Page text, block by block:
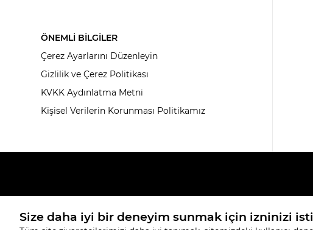
ÖNEMLİ BİLGİLER
Çerez Ayarlarını Düzenleyin
Gizlilik ve Çerez Politikası
KVKK Aydınlatma Metni
Kişisel Verilerin Korunması Politikamız